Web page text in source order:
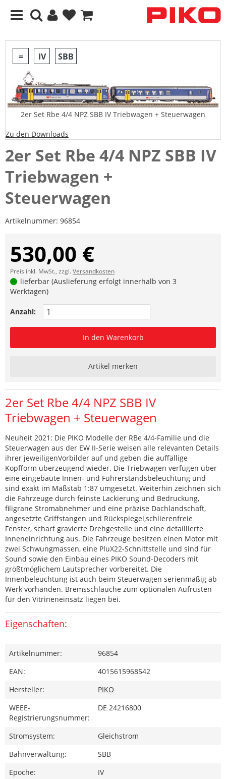
= IV SBB
2er Set Rbe 4/4 NPZ SBB IV Triebwagen + Steuerwagen
Zu den Downloads
2er Set Rbe 4/4 NPZ SBB IV
Triebwagen +
Steuerwagen
Artikelnummer: 96854
530,00 €
Preis inkl. MwSt., zzgl.Versandkosten
lieferbar (Auslieferung erfolgt innerhalb von 3
Werktagen)
Anzahl:
In den Warenkorb
Artikel merken
2er Set Rbe 4/4 NPZ SBB IV
Triebwagen + Steuerwagen
Neuheit 2021: Die PIKO Modelle der RBe 4/4-Familie und die
Steuerwagen aus der EW II-Serie weisen alle relevanten Details
ihrer jeweiligenVorbilder auf und geben die auffällige
Kopfform überzeugend wieder. Die Triebwagen verfügen über
eine eingebaute Innen- und Führerstandsbeleuchtung und
sind exakt im Maßstab 1:87 umgesetzt. Weiterhin zeichnen sich
die Fahrzeuge durch feinste Lackierung und Bedruckung,
filigrane Stromabnehmer und eine präzise Dachlandschaft,
angesetzte Griffstangen und Rückspiegel,schlierenfreie
Fenster, scharf gravierte Drehgestelle und eine detaillierte
Inneneinrichtung aus. Die Fahrzeuge besitzen einen Motor mit
zwei Schwungmassen, eine PluX22-Schnittstelle und sind für
Sound sowie den Einbau eines PIKO Sound-Decoders mit
größtmöglichem Lautsprecher vorbereitet. Die
Innenbeleuchtung ist auch beim Steuerwagen serienmäßig ab
Werk vorhanden. Bremsschläuche zum optionalen Aufrüsten
für den Vitrineneinsatz liegen bei.
Eigenschaften:
Artikelnummer:
96854
EAN:
4015615968542
Hersteller:
PIKO
WEEE-
Registrierungsnummer:
DE 24216800
Stromsystem:
Gleichstrom
Bahnverwaltung:
SBB
Epoche:
IV